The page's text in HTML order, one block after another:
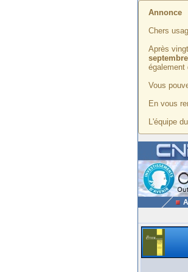
Annonce
Chers
Après
également
Vous
En vous
L'équipe